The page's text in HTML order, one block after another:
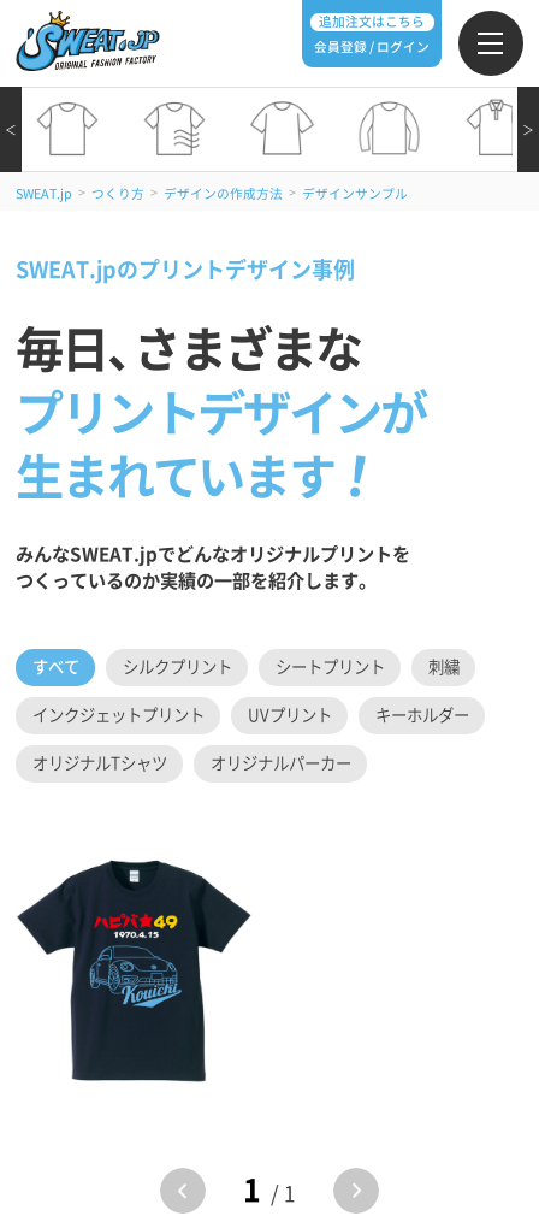
追加注文はこちら
会員登録 / ログイン
＞
＜
SWEAT.jp > つくり方 > デザインの作成方法 > デザインサンプル
SWEAT.jpのプリントデザイン事例
毎日 、 さまざまな
プリントデザインが
生まれています
みんなSWEAT.jpでどんなオリジナルプリントを
つくっているのか実績の一部を紹介します。
すべて シルクプリント シートプリント 刺繍
インクジェットプリント UVプリント キーホルダー
オリジナルTシャツ オリジナルパーカー
1 / 1